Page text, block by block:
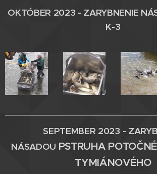
OKTÓBER 2023 - ZARYBNENIE
K-3
SEPTEMBER 2023 -
NÁSADOU PSTRUHA
TYMIÁNOVÉHO